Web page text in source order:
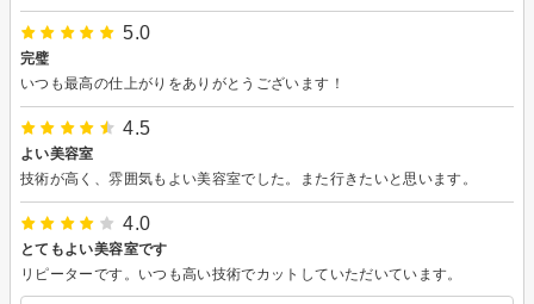
5.0
完璧
いつも最高の仕上がりをありがとうございます！
4.5
よい美容室
技術が高く、雰囲気もよい美容室でした。また行きたいと思います。
4.0
とてもよい美容室です
リピーターです。いつも高い技術でカットしていただいています。